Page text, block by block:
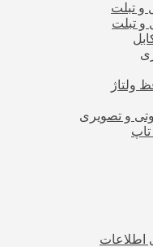
و تبلت
و تبلت
ولتاژ
و تصویری
تاپ
اطلاعات